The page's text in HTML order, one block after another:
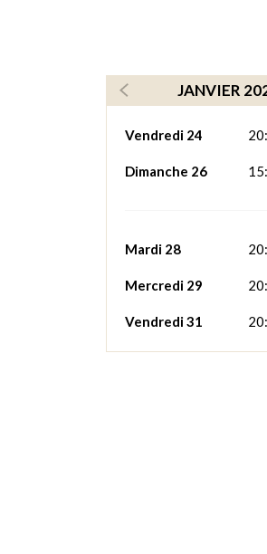
JANVIER
Vendredi 24
Dimanche 26
Mardi 28
Mercredi 29
Vendredi 31